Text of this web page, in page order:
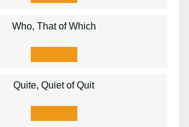
Who, That of Which
Quite, Quiet of Quit